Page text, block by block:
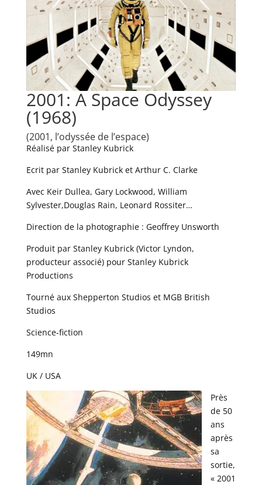
2001: A Space Odyssey
(1968)
(2001, l’odyssée de l’espace)
Réalisé par Stanley Kubrick
Ecrit par Stanley Kubrick et Arthur C. Clarke
Avec Keir Dullea, Gary Lockwood, William
Sylvester,Douglas Rain, Leonard Rossiter…
Direction de la photographie : Geoffrey Unsworth
Produit par Stanley Kubrick (Victor Lyndon,
producteur associé) pour Stanley Kubrick
Productions
Tourné aux Shepperton Studios et MGB British
Studios
Science-fiction
149mn
UK / USA
Près
de 50
ans
après
sa
sortie,
« 2001